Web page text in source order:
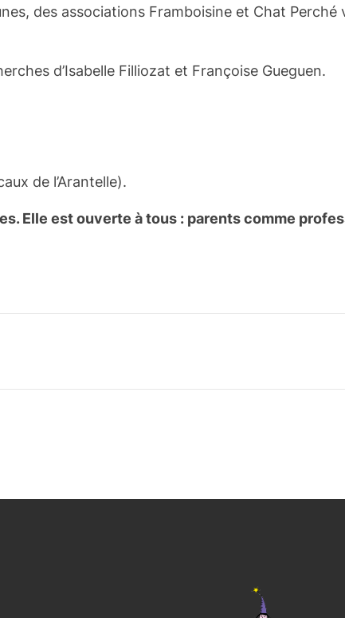
des associations Framboisine et Chat
d’Isabelle Filliozat et Françoise Gueguen.
de l’Arantelle).
Elle est ouverte à tous : parents comme